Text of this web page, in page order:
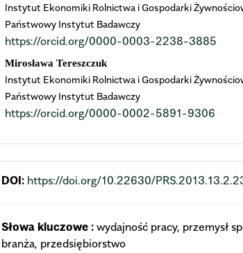
Article
Content
Instytut Ekonomiki Rolnictwa i Gospodarki
Państwowy Instytut Badawczy
https://orcid.org/0000-0003-2238-3885
Mirosława Tereszczuk
Instytut Ekonomiki Rolnictwa i Gospodarki
Państwowy Instytut Badawczy
https://orcid.org/0000-0002-5891-9306
DOI: https://doi.org/10.22630/
Słowa kluczowe : wydajność pracy, przemysł
branża, przedsiębiorstwo